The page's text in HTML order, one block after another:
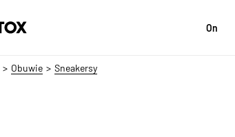
On
Obuwie Sneakersy